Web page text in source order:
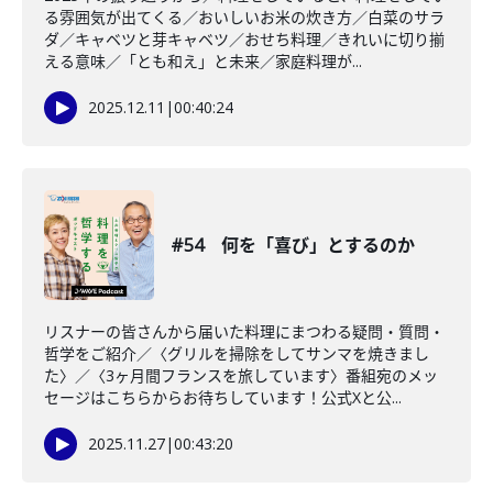
る雰囲気が出てくる／おいしいお米の炊き方／白菜のサラ
ダ／キャベツと芽キャベツ／おせち料理／きれいに切り揃
える意味／「とも和え」と未来／家庭料理が...
2025.12.11 |00:40:24
#54 何を「喜び」とするのか
リスナーの皆さんから届いた料理にまつわる疑問・質問・
哲学をご紹介／〈グリルを掃除をしてサンマを焼きまし
た〉／〈3ヶ月間フランスを旅しています〉番組宛のメッ
セージはこちらからお待ちしています！公式Xと公...
2025.11.27|00:43:20